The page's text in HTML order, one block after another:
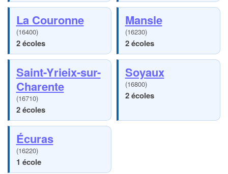
La Couronne
(16400)
2 écoles
Mansle
(16230)
2 écoles
Saint-Yrieix-sur-
Charente
(16710)
2 écoles
Soyaux
(16800)
2 écoles
Écuras
(16220)
1 école